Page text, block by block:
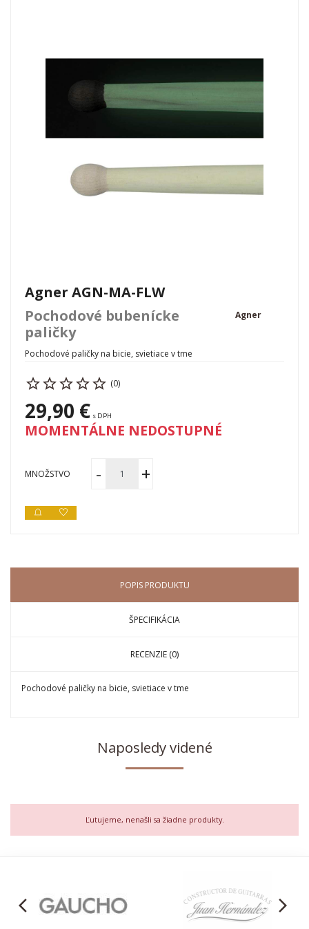
Agner AGN-MA-FLW
Pochodové bubenícke
paličky
Agner
Pochodové paličky na bicie, svietiace v tme
(0)
29,90 € s DPH
MOMENTÁLNE NEDOSTUPNÉ
MNOŽSTVO
POPIS PRODUKTU
ŠPECIFIKÁCIA
RECENZIE (0)
Pochodové paličky na bicie, svietiace v tme
Naposledy videné
Ľutujeme, nenašli sa žiadne produkty.
arrow_back_ios arrow_forward_ios